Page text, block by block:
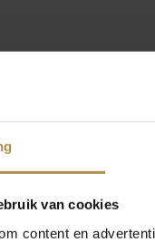
van cookies
content en